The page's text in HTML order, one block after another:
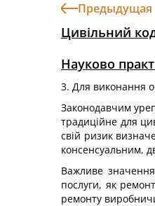
Предыдущая
Цивільний
Науково
3. Для виконання
Законодавчим
традиційне для
свій ризик
консенсуальним,
Важливе
послуги, як
ремонту